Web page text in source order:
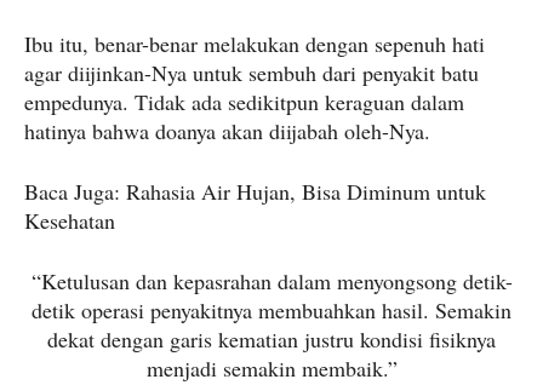
Ibu itu, benar-benar melakukan dengan sepenuh hati
agar diijinkan-Nya untuk sembuh dari penyakit batu
empedunya. Tidak ada sedikitpun keraguan dalam
hatinya bahwa doanya akan diijabah oleh-Nya.
Baca Juga: Rahasia Air Hujan, Bisa Diminum untuk
Kesehatan
“Ketulusan dan kepasrahan dalam menyongsong detik-
detik operasi penyakitnya membuahkan hasil. Semakin
dekat dengan garis kematian justru kondisi fisiknya
menjadi semakin membaik.”